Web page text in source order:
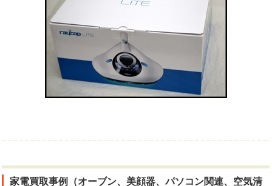
家電買取事例（オーブン、美顔器、パソコン関連、空気清